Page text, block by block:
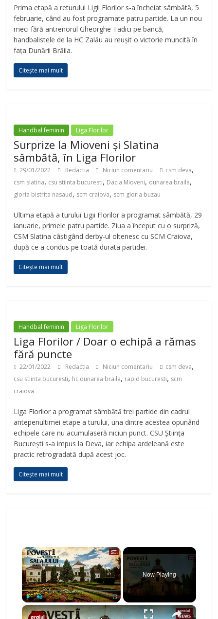
Prima etapă a returului Ligii Florilor s-a încheiat sâmbătă, 5
februarie, când au fost programate patru partide. La un nou
meci fără antrenorul Gheorghe Tadici pe bancă,
handbalistele de la HC Zalău au reușit o victorie muncită în
fața Dunării Brăila.
Citește mai mult
Handbal feminin Liga Florilor
Surprize la Mioveni și Slatina
sâmbătă, în Liga Florilor
29/01/2022 Redactia Niciun comentariu csm deva,
csm slatina, csu stiinta bucuresti, Dacia Mioveni, dunarea braila,
gloria bistrita nasaud, scm craiova, scm gloria buzau
Ultima etapă a turului Ligii Florilor a programat sâmbătă, 29
ianuarie, primele patru partide. Ziua a început cu o surpriză,
CSM Slatina câștigând derby-ul oltenesc cu SCM Craiova,
după ce a condus pe toată durata partidei.
Citește mai mult
Handbal feminin Liga Florilor
Liga Florilor / Doar o echipă a rămas
fără puncte
22/01/2022 Redactia Niciun comentariu csm deva,
csu stiinta bucuresti, hc dunarea braila, rapid bucuresti, scm
craiova
Liga Florilor a programat sâmbătă trei partide din cadrul
antepenultimei etape a turului, una dintre acestea opunând
echipele care nu acumulaseră niciun punct. CSU Știința
București s-a impus la Deva, iar echipa ardeleană este
practic retrogradată după acest joc.
Citește mai mult
×
Play Unmute Fullscreen
Now Playing
×